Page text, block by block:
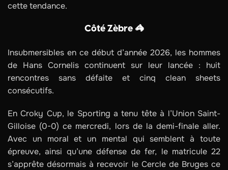
cette tendance.
Côté Zèbre 🦓
Insubmersibles en ce début d’année 2026, les hommes
de Hans Cornelis continuent sur leur lancée : huit
rencontres sans défaite et cinq clean sheets
consécutifs.
En Croky Cup, le Sporting a tenu tête à l’Union Saint-
Gilloise (0-0) ce mercredi, lors de la demi-finale aller.
Avec un moral et un mental qui semblent à toute
épreuve, ainsi qu’une défense de fer, le matricule 22
s’apprête désormais à recevoir le Cercle de Bruges ce